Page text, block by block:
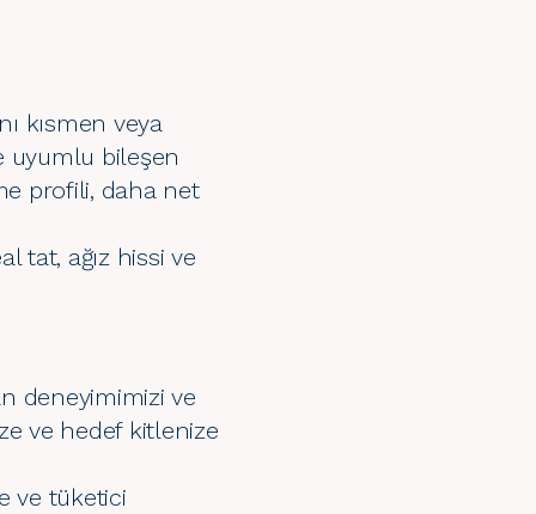
kısmen veya
uyumlu bileşen
profili, daha net
tat, ağız hissi ve
deneyimimizi ve
ve hedef kitlenize
ve tüketici